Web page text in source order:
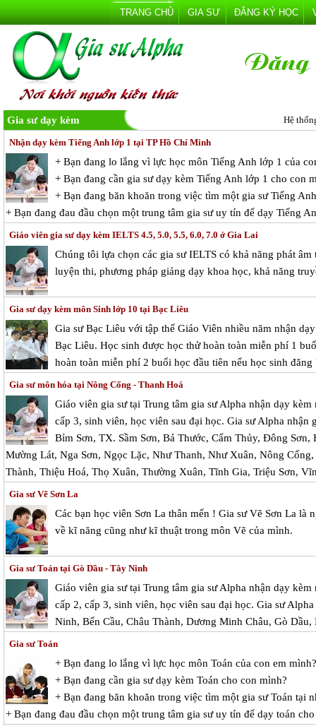
TRANG CHỦ GIA SƯ ĐĂNG KÝ HỌC
Gia sư dạy kèm Hệ
Nhận dạy kèm Tiếng Anh lớp 1 tại TP Hồ Chí Minh
+ Bạn đang lo lắng vì lực học môn Tiếng Anh lớp 1 của
+ Bạn đang cần gia sư dạy kèm Tiếng Anh lớp 1 cho con
+ Bạn đang băn khoăn trong việc tìm một gia sư Tiếng
+ Bạn đang đau đầu chọn một trung tâm gia sư uy tín để dạy Tiếng
Giáo viên gia sư dạy kèm IELTS 4.5, 5.0, 5.5, 6.0, 7.0 ở Gia Lai
Chúng tôi lựa chọn các gia sư IELTS có khả năng phát
luyện thi, phương pháp giảng dạy khoa học, khả năng
Gia sư dạy kèm môn Sinh lớp 10 tại Bạc Liêu
Gia sư Bạc Liêu với tập thể Giáo Viên nhiều năm nhận
Bạc Liêu. Học sinh được học thử hoàn toàn miễn phí 1
hoàn toàn miễn phí 2 buổi học đầu tiên nếu học sinh
Gia sư môn hóa tại Nông Cống - Thanh Hoá
Giáo viên gia sư tại Trung tâm gia sư Alpha nhận dạy
cấp 3, sinh viên, học viên sau đại học. Gia sư Alpha nhận
Bỉm Sơn, TX. Sầm Sơn, Bá Thước, Cẩm Thủy, Đông
Mường Lát, Nga Sơn, Ngọc Lặc, Như Thanh, Như Xuân, Nông
Thành, Thiệu Hoá, Thọ Xuân, Thường Xuân, Tĩnh Gia, Triệu Sơn,
Gia sư Vẽ Sơn La
Các bạn học viên Sơn La thân mến ! Gia sư Vẽ Sơn La
về kĩ năng cũng như kĩ thuật trong môn Vẽ của mình.
Gia sư Toán tại Gò Dầu - Tây Ninh
Giáo viên gia sư tại Trung tâm gia sư Alpha nhận dạy
cấp 2, cấp 3, sinh viên, học viên sau đại học. Gia sư
Ninh, Bến Cầu, Châu Thành, Dương Minh Châu, Gò
Gia sư Toán
+ Bạn đang lo lắng vì lực học môn Toán của con em mình?
+ Bạn đang cần gia sư dạy kèm Toán cho con mình?
+ Bạn đang băn khoăn trong việc tìm một gia sư Toán tại
+ Bạn đang đau đầu chọn một trung tâm gia sư uy tín để dạy toán